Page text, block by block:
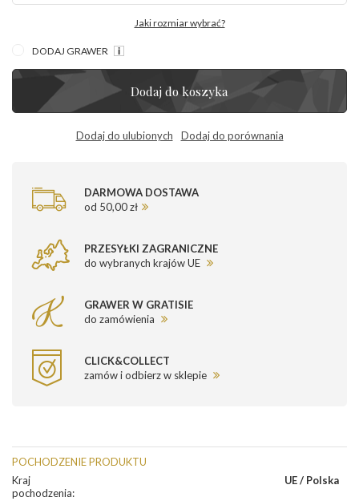
Jaki rozmiar wybrać?
DODAJ GRAWER
Dodaj do koszyka
Dodaj do ulubionych Dodaj do porównania
DARMOWA DOSTAWA
od 50,00 zł
PRZESYŁKI ZAGRANICZNE
do wybranych krajów UE
GRAWER W GRATISIE
do zamówienia
CLICK&COLLECT
zamów i odbierz w sklepie
POCHODZENIE PRODUKTU
Kraj
pochodzenia:
UE / Polska